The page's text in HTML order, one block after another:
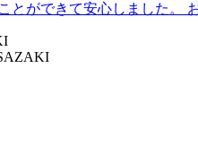
とができて安心しました